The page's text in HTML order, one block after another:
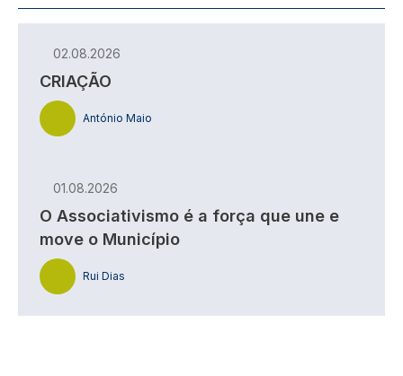
02.08.2026
CRIAÇÃO
António Maio
01.08.2026
O Associativismo é a força que une e
move o Município
Rui Dias